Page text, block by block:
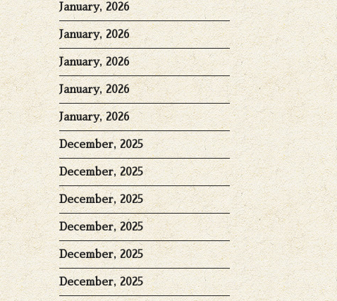
January, 2026
January, 2026
January, 2026
January, 2026
January, 2026
December, 2025
December, 2025
December, 2025
December, 2025
December, 2025
December, 2025